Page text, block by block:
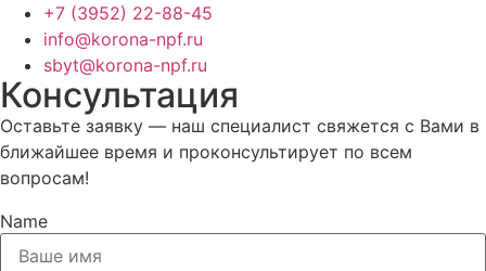
+7 (3952) 22-88-45
info@korona-npf.ru
sbyt@korona-npf.ru
Консультация
Оставьте заявку — наш специалист свяжется с Вами в
ближайшее время и проконсультирует по всем
вопросам!
Name